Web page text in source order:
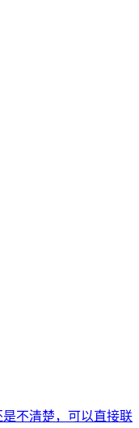
不清楚，可以直接联